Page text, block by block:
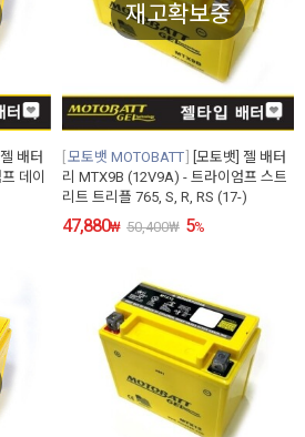
배터
데이
재고확보중
모토뱃 MOTOBATT
[모토뱃] 젤 배터
리 MTX9B (12V9A) - 트라이엄프 스트
리트 트리플 765, S, R, RS (17-)
47,880₩ 50,400₩ 5%